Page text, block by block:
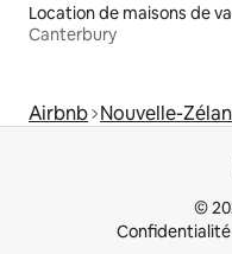
Canterbury
Airbnb Nouvelle-
©
Confidentialité